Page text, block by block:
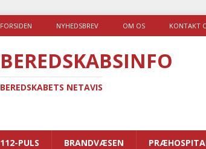
FORSIDEN NYHEDSBREV OM OS KONTAKT
BEREDSKABSINFO
BEREDSKABETS NETAVIS
112-PULS BRANDVÆSEN